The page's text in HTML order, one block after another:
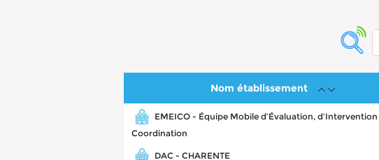
Nom établissement
EMEICO - Équipe Mobile d’Évaluation,
Coordination
DAC - CHARENTE